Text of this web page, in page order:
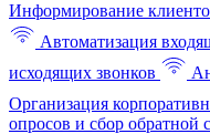
Информирование
Автоматизация
исходящих звонков
Организация
опросов и сбор обратной